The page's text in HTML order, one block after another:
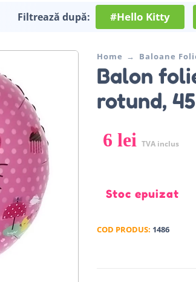
Filtrează după: #Hello Kitty
Home Baloane
Balon
rotund,
6 lei TVA inclus
Stoc epuizat
COD PRODUS: 1486